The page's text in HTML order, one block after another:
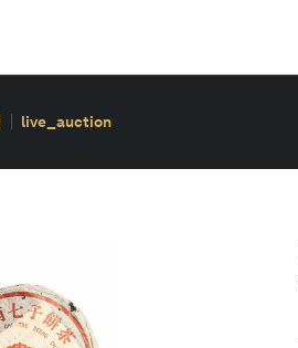
live_auction